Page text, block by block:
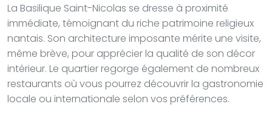
La Basilique Saint-Nicolas se dresse à proximité
immédiate, témoignant du riche patrimoine religieux
nantais. Son architecture imposante mérite une visite,
même brève, pour apprécier la qualité de son décor
intérieur. Le quartier regorge également de nombreux
restaurants où vous pourrez découvrir la gastronomie
locale ou internationale selon vos préférences.